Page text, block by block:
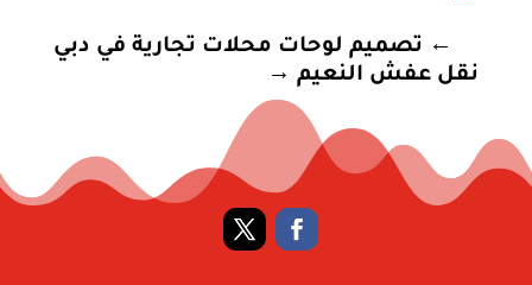
← تصميم لوحات محلات تجارية في دبي
نقل عفش النعيم→